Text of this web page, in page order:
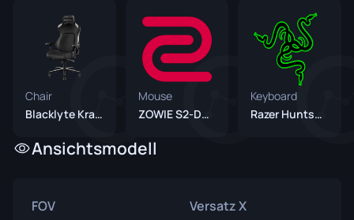
Chair
Blacklyte Kraken Pro
Mouse
ZOWIE S2-DW Grey (Unreleased)
Keyboard
Razer Huntsman V3 Pro TKL Green (Unreleased)
Ansichtsmodell
FOV
Versatz X